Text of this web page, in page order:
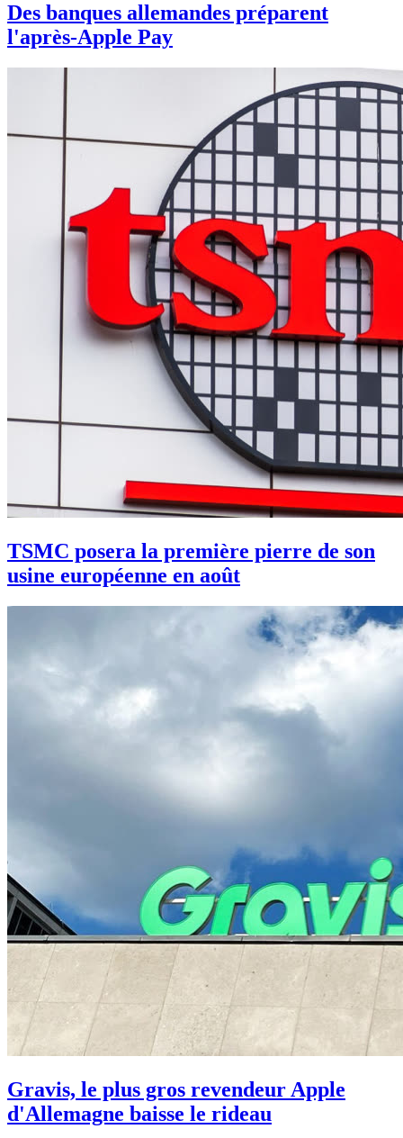
Des banques allemandes préparent
l'après-Apple Pay
TSMC posera la première pierre de son
usine européenne en août
Gravis, le plus gros revendeur Apple
d'Allemagne baisse le rideau